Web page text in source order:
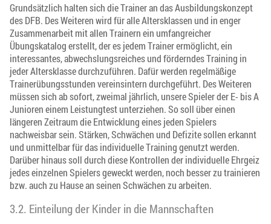
Grundsätzlich halten sich die Trainer an das Ausbildungskonzept
des DFB. Des Weiteren wird für alle Altersklassen und in enger
Zusammenarbeit mit allen Trainern ein umfangreicher
Übungskatalog erstellt, der es jedem Trainer ermöglicht, ein
interessantes, abwechslungsreiches und förderndes Training in
jeder Altersklasse durchzuführen. Dafür werden regelmäßige
Trainerübungsstunden vereinsintern durchgeführt. Des Weiteren
müssen sich ab sofort, zweimal jährlich, unsere Spieler der E- bis A
Junioren einem Leistungtest unterziehen. So soll über einen
längeren Zeitraum die Entwicklung eines jeden Spielers
nachweisbar sein. Stärken, Schwächen und Defizite sollen erkannt
und unmittelbar für das individuelle Training genutzt werden.
Darüber hinaus soll durch diese Kontrollen der individuelle Ehrgeiz
jedes einzelnen Spielers geweckt werden, noch besser zu trainieren
bzw. auch zu Hause an seinen Schwächen zu arbeiten.
3.2. Einteilung der Kinder in die Mannschaften